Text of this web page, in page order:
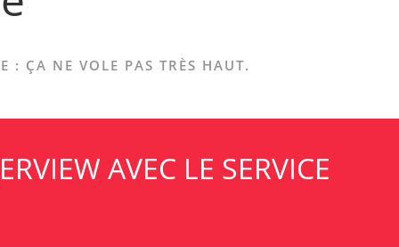
: ÇA NE VOLE PAS TRÈS HAUT.
AVEC LE SERVICE